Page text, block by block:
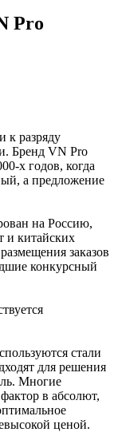
Pro
к разряду
Бренд VN Pro
х годов, когда
а предложение
на Россию,
и китайских
заказов
конкурсный
стали
для решения
Многие
в абсолют,
ценой.